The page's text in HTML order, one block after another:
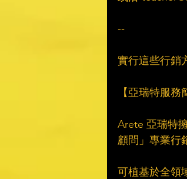
--​
實行這些行銷
【亞瑞特服
Arete 亞瑞特
顧問」專業行
可植基於全領